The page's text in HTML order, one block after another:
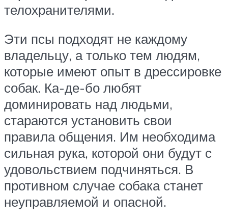
телохранителями.
Эти псы подходят не каждому
владельцу, а только тем людям,
которые имеют опыт в дрессировке
собак. Ка-де-бо любят
доминировать над людьми,
стараются установить свои
правила общения. Им необходима
сильная рука, которой они будут с
удовольствием подчиняться. В
противном случае собака станет
неуправляемой и опасной.